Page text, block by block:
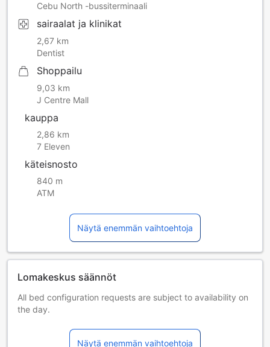
Cebu North -bussiterminaali
sairaalat ja klinikat
2,67 km
Dentist
Shoppailu
9,03 km
J Centre Mall
kauppa
2,86 km
7 Eleven
käteisnosto
840 m
ATM
Näytä enemmän vaihtoehtoja
Lomakeskus säännöt
All bed configuration requests are subject to availability on
the day.
Sylilapset 0–5 vuotta [sisältyy]
Näytä enemmän vaihtoehtoja